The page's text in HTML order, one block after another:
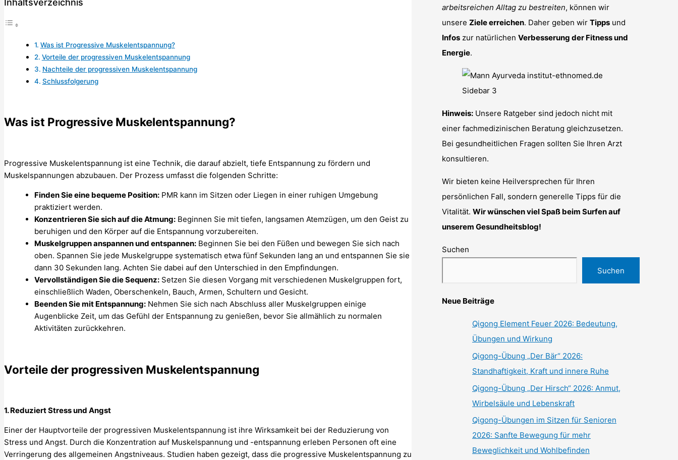
Inhaltsverzeichnis
Was ist Progressive Muskelentspannung?
Vorteile der progressiven Muskelentspannung
Nachteile der progressiven Muskelentspannung
Schlussfolgerung
Was ist Progressive Muskelentspannung?
Progressive Muskelentspannung ist eine Technik, die darauf abzielt, tiefe Entspannung zu fördern und
Muskelspannungen abzubauen. Der Prozess umfasst die folgenden Schritte:
Finden Sie eine bequeme Position: PMR kann im Sitzen oder Liegen in einer ruhigen Umgebung
praktiziert werden.
Konzentrieren Sie sich auf die Atmung: Beginnen Sie mit tiefen, langsamen Atemzügen, um den Geist zu
beruhigen und den Körper auf die Entspannung vorzubereiten.
Muskelgruppen anspannen und entspannen: Beginnen Sie bei den Füßen und bewegen Sie sich nach
oben. Spannen Sie jede Muskelgruppe systematisch etwa fünf Sekunden lang an und entspannen Sie sie
dann 30 Sekunden lang. Achten Sie dabei auf den Unterschied in den Empfindungen.
Vervollständigen Sie die Sequenz: Setzen Sie diesen Vorgang mit verschiedenen Muskelgruppen fort,
einschließlich Waden, Oberschenkeln, Bauch, Armen, Schultern und Gesicht.
Beenden Sie mit Entspannung: Nehmen Sie sich nach Abschluss aller Muskelgruppen einige
Augenblicke Zeit, um das Gefühl der Entspannung zu genießen, bevor Sie allmählich zu normalen
Aktivitäten zurückkehren.
Vorteile der progressiven Muskelentspannung
1. Reduziert Stress und Angst
Einer der Hauptvorteile der progressiven Muskelentspannung ist ihre Wirksamkeit bei der Reduzierung von
Stress und Angst. Durch die Konzentration auf Muskelspannung und -entspannung erleben Personen oft eine
Verringerung des allgemeinen Angstniveaus. Studien haben gezeigt, dass die progressive Muskelentspannung zu
arbeitsreichen Alltag zu bestreiten, können wir
unsere Ziele erreichen. Daher geben wir Tipps und
Infos zur natürlichen Verbesserung der Fitness und
Energie.
Hinweis: Unsere Ratgeber sind jedoch nicht mit
einer fachmedizinischen Beratung gleichzusetzen.
Bei gesundheitlichen Fragen sollten Sie Ihren Arzt
konsultieren.
Wir bieten keine Heilversprechen für Ihren
persönlichen Fall, sondern generelle Tipps für die
Vitalität. Wir wünschen viel Spaß beim Surfen auf
unserem Gesundheitsblog!
Suchen
Suchen
Neue Beiträge
Qigong Element Feuer 2026: Bedeutung,
Übungen und Wirkung
Qigong-Übung „Der Bär“ 2026:
Standhaftigkeit, Kraft und innere Ruhe
Qigong-Übung „Der Hirsch“ 2026: Anmut,
Wirbelsäule und Lebenskraft
Qigong-Übungen im Sitzen für Senioren
2026: Sanfte Bewegung für mehr
Beweglichkeit und Wohlbefinden